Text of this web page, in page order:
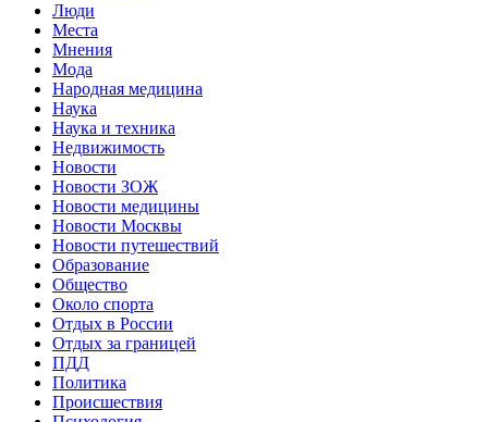
Люди
Места
Мнения
Мода
Народная медицина
Наука
Наука и техника
Недвижимость
Новости
Новости ЗОЖ
Новости медицины
Новости Москвы
Новости путешествий
Образование
Общество
Около спорта
Отдых в России
Отдых за границей
ПДД
Политика
Происшествия